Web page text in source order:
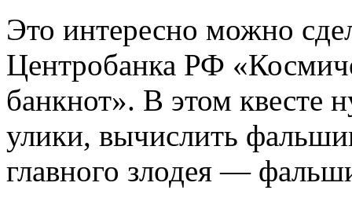
Это интересно можно
Центробанка РФ
банкнот». В этом квесте
улики, вычислить
главного злодея —